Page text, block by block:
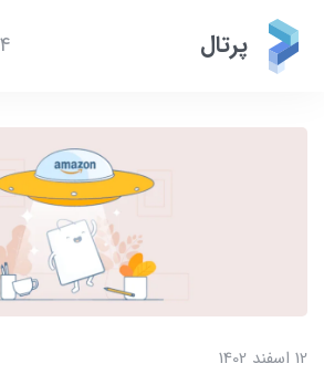
پرتال
12 اسفند 1402